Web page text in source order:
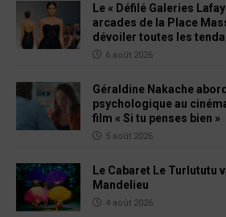
Le « Défilé Galeries
arcades de la Place
dévoiler toutes les
6 août 2026
Géraldine Nakache
psychologique au
film « Si tu penses bien »
5 août 2026
Le Cabaret Le Turlututu
Mandelieu
4 août 2026